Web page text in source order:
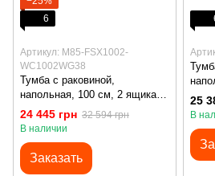
6
Артикул: M85-FSX1002-
WC1002WG38
Тумба с раковиной,
напольная, 100 см, 2 ящика
AM.PM M85-FSX1002-
WC1002WG38 X-Joy
24 445 грн 32 594 грн
В наличии
Заказать
S
25
В